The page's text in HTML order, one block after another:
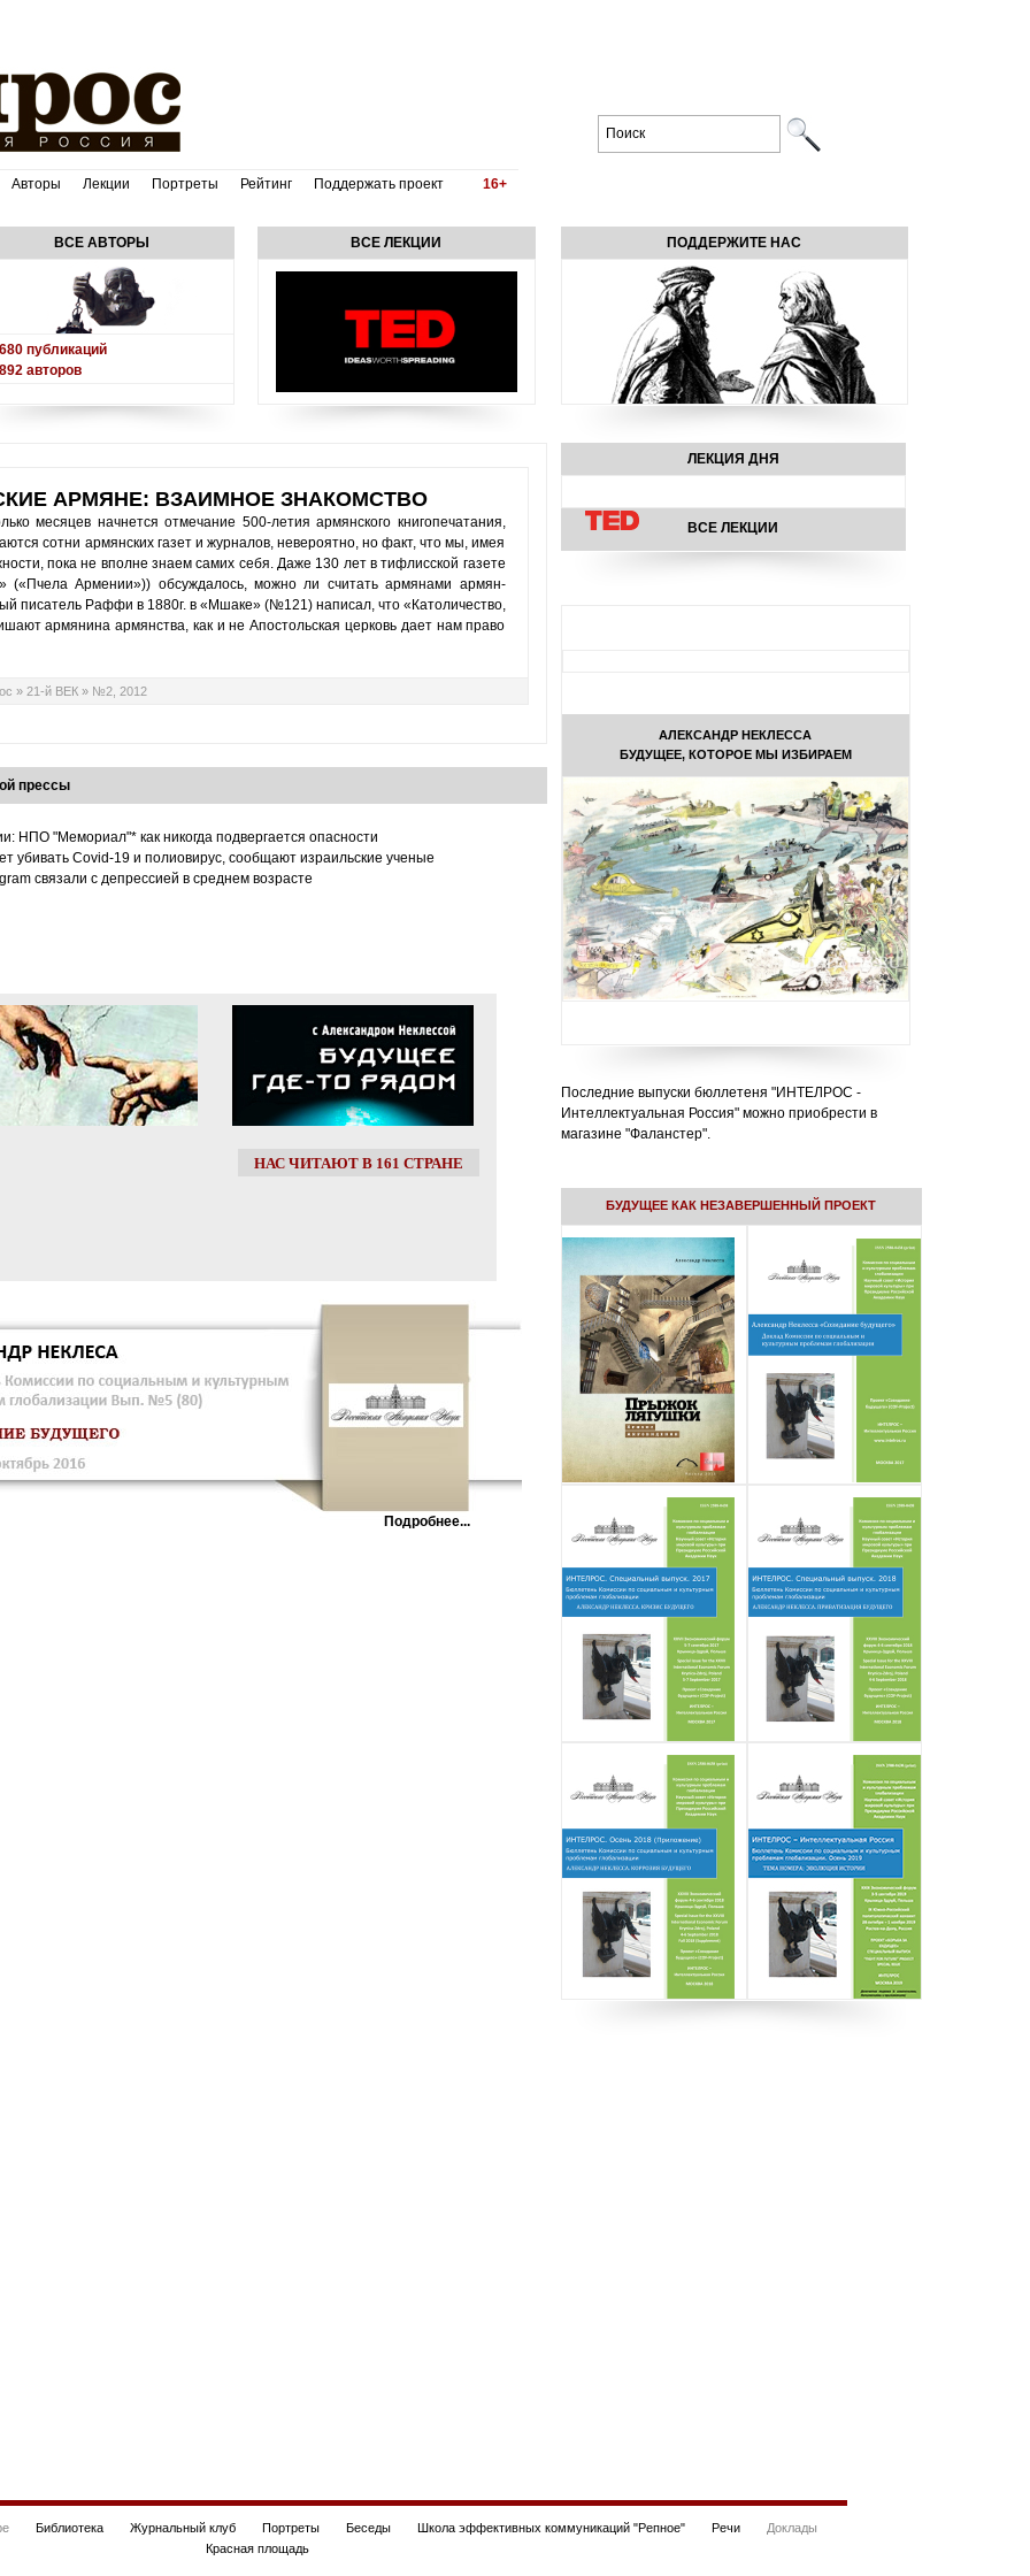
Авторы Лекции Портреты Рейтинг Поддержать проект 16+
ВСЕ АВТОРЫ
публикаций
авторов
ВСЕ ЛЕКЦИИ
АРМЯНЕ: ВЗАИМНОЕ ЗНАКОМСТВО
месяцев начнется отмечание 500-летия армянского книгопечатания,
сотни армянских газет и журналов, невероятно, но факт, что мы, имея
пока не вполне знаем самих себя. Даже 130 лет в тифлисской газете
Армении»)) обсуждалось, можно ли считать армянами армян-
писатель Раффи в 1880г. в «Мшаке» (№121) написал, что «Католичество,
армянина армянства, как и не Апостольская церковь дает нам право
» 21-й ВЕК» №2, 2012
прессы
НПО "Мемориал"* как никогда подвергается опасности
убивать Covid-19 и полиовирус, сообщают израильские ученые
связали с депрессией в среднем возрасте
НАС ЧИТАЮТ В 161 СТРАНЕ
Подробнее...
ПОДДЕРЖИТЕ НАС
ЛЕКЦИЯ ДНЯ
ВСЕ ЛЕКЦИИ
АЛЕКСАНДР НЕКЛЕССА
БУДУЩЕЕ, КОТОРОЕ МЫ ИЗБИРАЕМ
Последние выпуски бюллетеня "ИНТЕЛРОС -
Интеллектуальная Россия" можно приобрести в
магазине "Фаланстер".
БУДУЩЕЕ КАК НЕЗАВЕРШЕННЫЙ ПРОЕКТ
Библиотека Журнальный клуб Портреты Беседы Школа эффективных коммуникаций "Репное" Речи
Доклады
Красная площадь